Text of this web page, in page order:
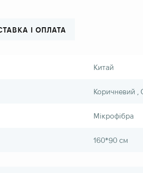
І ОПЛАТА
Китай
Коричневий ,
Мікрофібра
160*90 см